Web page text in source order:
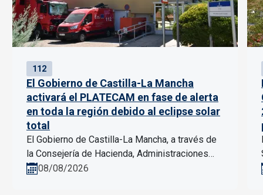
112
El Gobierno de Castilla-La Mancha
activará el PLATECAM en fase de alerta
en toda la región debido al eclipse solar
total
El Gobierno de Castilla-La Mancha, a través de
la Consejería de Hacienda, Administraciones
Públicas y Transformación Digital, activará a las
08/08/2026